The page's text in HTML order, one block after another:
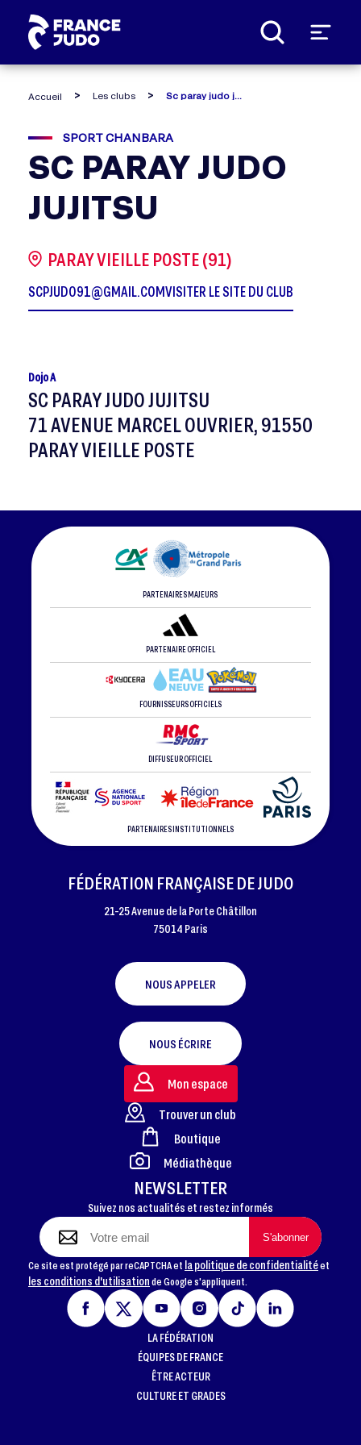
Accueil Les clubs
SPORT CHANBARA
SC PARAY JUDO
JUJITSU
PARAY VIEILLE POSTE (91)
SCPJUDO91@GMAIL.COMVISITER LE SITE DU CLUB
Dojo A
SC PARAY JUDO JUJITSU
71 AVENUE MARCEL OUVRIER, 91550
PARAY VIEILLE POSTE
PARTENAIRES MAJEURS
PARTENAIRE OFFICIEL
FOURNISSEURS OFFICIELS
DIFFUSEUR OFFICIEL
PARTENAIRES INSTITUTIONNELS
FOOTER
FÉDÉRATION FRANÇAISE DE JUDO
21-25 Avenue de la Porte Châtillon
75014 Paris
NOUS APPELER
NOUS ÉCRIRE
NEWSLETTER
Suivez nos actualités et restez informés
Ce site est protégé par reCAPTCHA et la politique de confidentialitéet
les conditions d'utilisationde Google s'appliquent.
Mon espace
Trouver un club
Boutique
Médiathèque
LA FÉDÉRATION
ÉQUIPES DE FRANCE
ÊTRE ACTEUR
CULTURE ET GRADES